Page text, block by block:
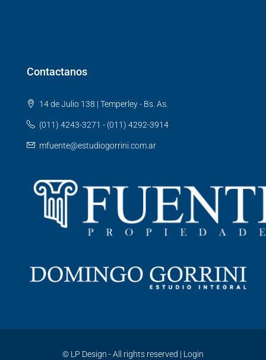
Contactanos
14 de Julio 138 | Temperley - Bs. As.
(011) 4243-3271 - (011) 4292-3914
mfuente@estudiogorrini.com.ar
© LP Design - All rights reserved | Login